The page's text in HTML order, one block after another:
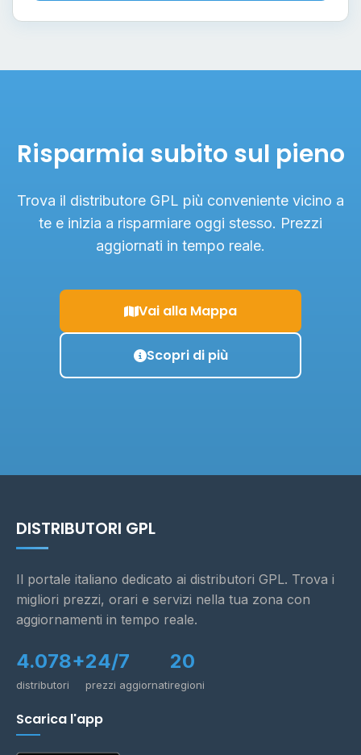
Risparmia subito sul pieno
Trova il distributore GPL più conveniente vicino a
te e inizia a risparmiare oggi stesso. Prezzi
aggiornati in tempo reale.
Vai alla Mappa
Scopri di più
DISTRIBUTORI GPL
Il portale italiano dedicato ai distributori GPL. Trova i
migliori prezzi, orari e servizi nella tua zona con
aggiornamenti in tempo reale.
4.078+
distributori
24/7
prezzi aggiornati
20
regioni
Scarica l'app